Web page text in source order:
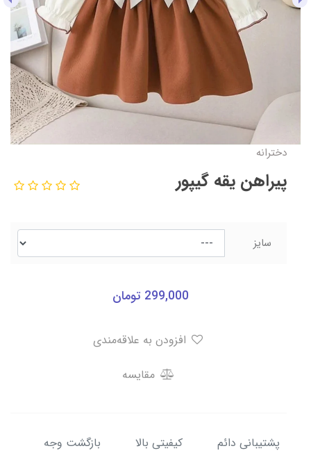
دخترانه
پیراهن یقه گیپور
سایز
299,000 تومان
مقایسه
پشتیبانی دائم کیفیتی بالا بازگشت وجه